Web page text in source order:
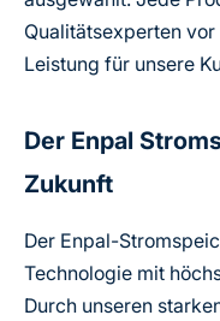
Qualitätsexperten
Leistung für unsere
Der Enpal
Zukunft
Der Enpal-
Technologie mit
Durch unseren